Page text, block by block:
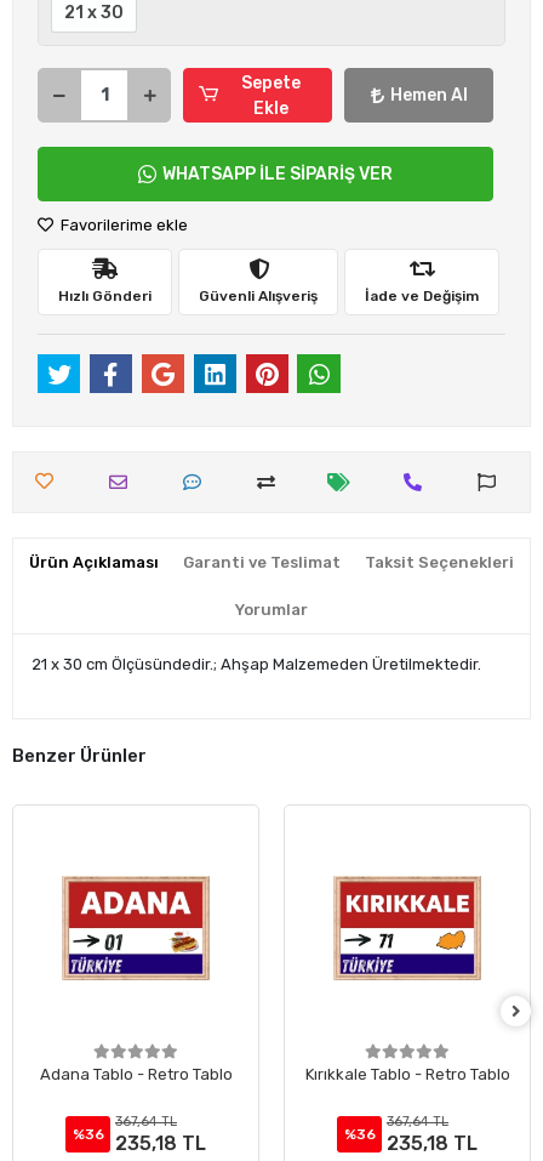
21 x 30
Sepete
Ekle
Hemen Al
WHATSAPP İLE SİPARİŞ VER
Favorilerime ekle
Hızlı Gönderi Güvenli Alışveriş İade ve Değişim
Ürün Açıklaması Garanti ve Teslimat Taksit Seçenekleri
Yorumlar
21 x 30 cm Ölçüsündedir.; Ahşap Malzemeden Üretilmektedir.
Benzer Ürünler
Adana Tablo - Retro Tablo
%36
367,64 TL
235,18 TL
Kırıkkale Tablo - Retro Tablo
%36
367,64 TL
235,18 TL